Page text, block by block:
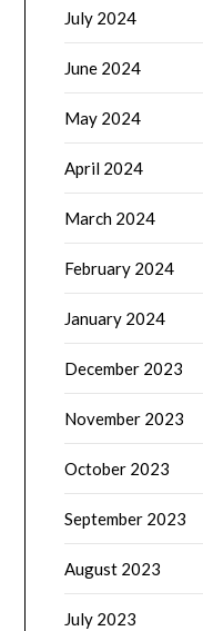
July 2024
June 2024
May 2024
April 2024
March 2024
February 2024
January 2024
December 2023
November 2023
October 2023
September 2023
August 2023
July 2023